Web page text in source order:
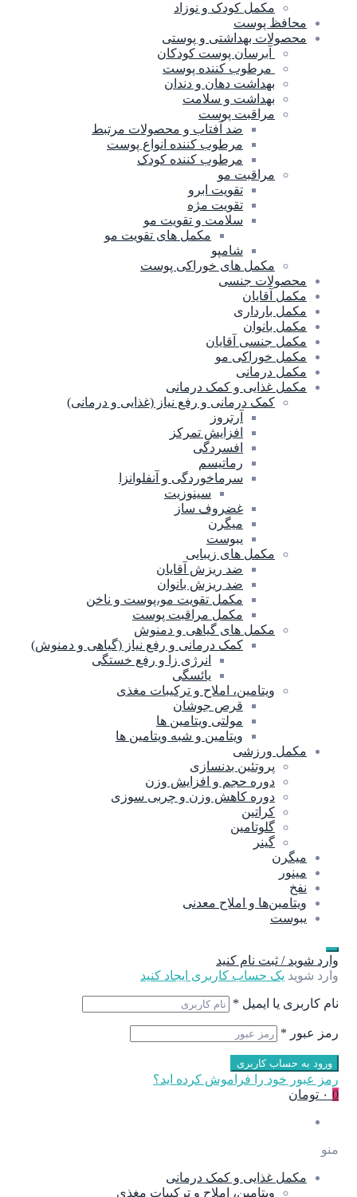
مکمل کودک و نوزاد
محافظ پوست
محصولات بهداشتی و پوستی
آبرسان پوست کودکان
مرطوب کننده پوست
بهداشت دهان و دندان
بهداشت و سلامت
مراقبت پوست
ضد آفتاب و محصولات مرتبط
مرطوب کننده انواع پوست
مرطوب کننده کودک
مراقبت مو
تقویت ابرو
تقویت مژه
سلامت و تقویت مو
مکمل های تقویت مو
شامپو
مکمل های خوراکی پوست
محصولات جنسی
مکمل آقایان
مکمل بارداری
مکمل بانوان
مکمل جنسی آقایان
مکمل خوراکی مو
مکمل درمانی
مکمل غذایی و کمک درمانی
کمک درمانی و رفع نیاز (غذایی و درمانی)
آرتروز
افزایش تمرکز
افسردگی
رماتیسم
سرماخوردگی و آنفلوانزا
سینوزیت
غضروف ساز
میگرن
یبوست
مکمل های زیبایی
ضد ریزش آقایان
ضد ریزش بانوان
مکمل تقویت مو،پوست و ناخن
مکمل مراقبت پوست
مکمل های گیاهی و دمنوش
کمک درمانی و رفع نیاز (گیاهی و دمنوش)
انرژی زا و رفع خستگی
یائسگی
ویتامین، املاح و ترکیبات مغذی
قرص جوشان
مولتی ویتامین ها
ویتامین و شبه ویتامین ها
مکمل ورزشی
پروتئین بدنسازی
دوره حجم و افزایش وزن
دوره کاهش وزن و چربی سوزی
کراتین
گلوتامین
گینر
میگرن
مینور
نفخ
ویتامین‌ها و املاح معدنی
یبوست
وارد شوید / ثبت نام کنید
وارد شوید یک حساب کاربری ایجاد کنید
نام کاربری یا ایمیل *
رمز عبور *
ورود به حساب کاربری
رمز عبور خود را فراموش کرده اید؟
0 ۰ تومان
منو
مکمل غذایی و کمک درمانی
ویتامین، املاح و ترکیبات مغذی